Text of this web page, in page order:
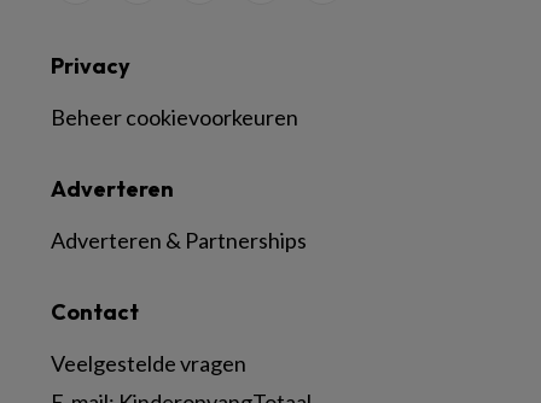
Contact
Veelgestelde vragen
Adverteren
Adverteren & Partnerships
Privacy
Beheer cookievoorkeuren